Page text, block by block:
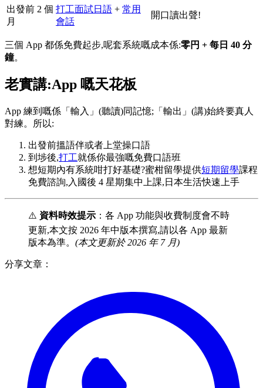
出發前 2 個
月
打工面試日語 + 常用
會話
開口讀出聲!
三個 App 都係免費起步,呢套系統嘅成本係:零円 + 每日 40 分
鐘。
老實講:App 嘅天花板
App 練到嘅係「輸入」(聽讀)同記憶;「輸出」(講)始終要真人
對練。所以:
出發前搵語伴或者上堂操口語
到埗後,打工就係你最強嘅免費口語班
想短期內有系統咁打好基礎?蜜柑留學提供短期留學課程
免費諮詢,入國後 4 星期集中上課,日本生活快速上手
⚠️ 資料時效提示 ：各 App 功能與收費制度會不時
更新,本文按 2026 年中版本撰寫,請以各 App 最新
版本為準。 (本文更新於 2026 年 7 月)
分享文章：